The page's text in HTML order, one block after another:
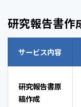
研究報告書作
サービス内容
研究報告書原
稿作成